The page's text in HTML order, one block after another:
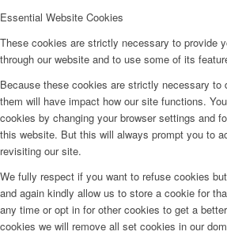
Essential Website Cookies
These cookies are strictly necessary to provide
through our website and to use some of its
Because these cookies are strictly necessary to
them will have impact how our site functions.
cookies by changing your browser settings and
this website. But this will always prompt you to
revisiting our site.
We fully respect if you want to refuse cookies
and again kindly allow us to store a cookie for
any time or opt in for other cookies to get a
cookies we will remove all set cookies in our